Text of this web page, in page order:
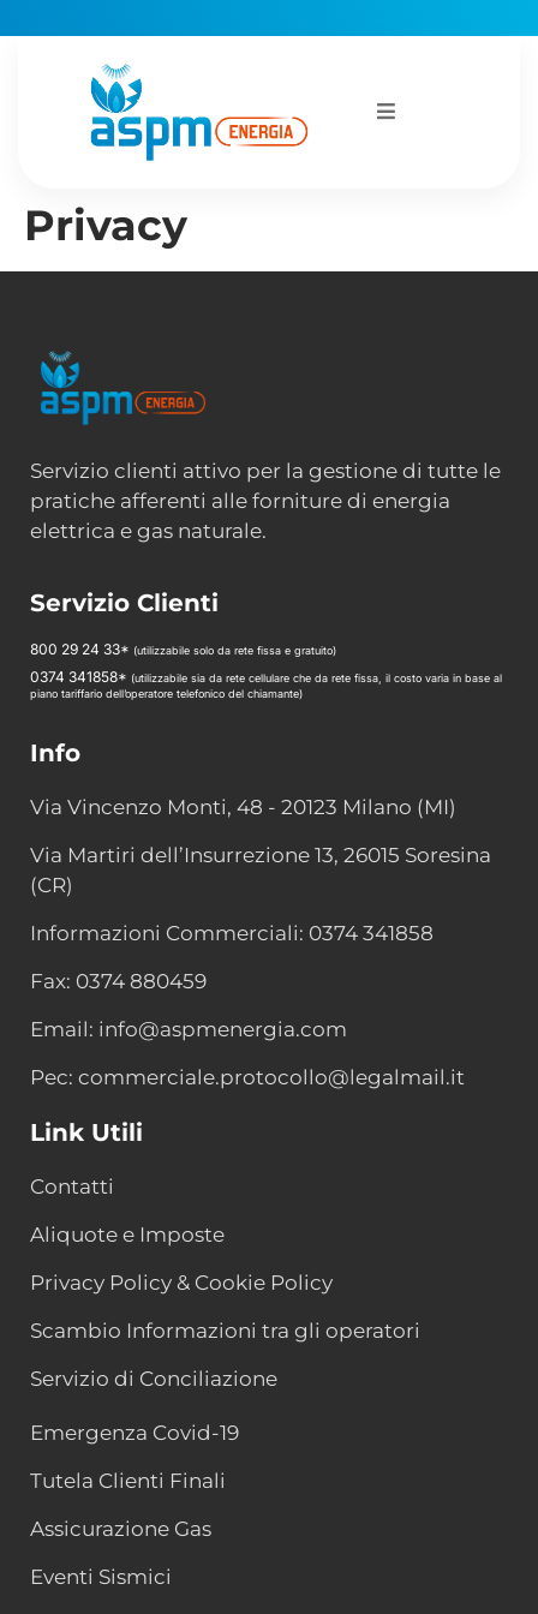
Privacy
Servizio clienti attivo per la gestione di tutte le
pratiche afferenti alle forniture di energia
elettrica e gas naturale.
Servizio Clienti
800 29 24 33* (utilizzabile solo da rete fissa e gratuito)
0374 341858* (utilizzabile sia da rete cellulare che da rete fissa, il costo varia in base al
piano tariffario dell’operatore telefonico del chiamante)
Info
Via Vincenzo Monti, 48 - 20123 Milano (MI)
Via Martiri dell’Insurrezione 13, 26015 Soresina
(CR)
Informazioni Commerciali: 0374 341858
Fax: 0374 880459
Email: info@aspmenergia.com
Pec: commerciale.protocollo@legalmail.it
Link Utili
Contatti
Aliquote e Imposte
Privacy Policy & Cookie Policy
Scambio Informazioni tra gli operatori
Servizio di Conciliazione
Emergenza Covid-19
Tutela Clienti Finali
Assicurazione Gas
Eventi Sismici